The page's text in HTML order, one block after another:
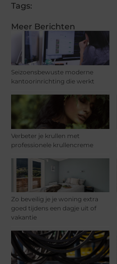
Meer Berichten
Seizoensbewuste moderne
kantoorinrichting die werkt
Verbeter je krullen met
professionele krullencreme
Zo beveilig je je woning extra
goed tijdens een dagje uit of
vakantie
Tags: